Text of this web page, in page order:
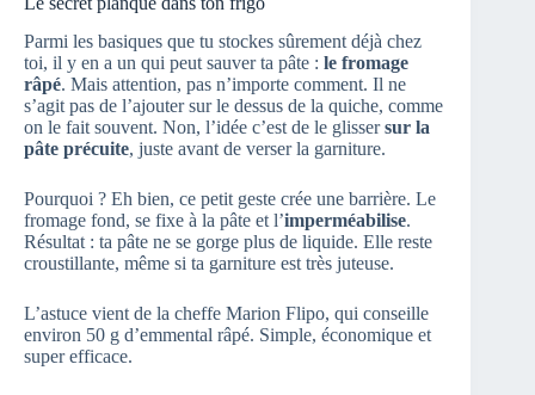
Parmi les basiques que tu stockes sûrement déjà chez
toi, il y en a un qui peut sauver ta pâte : le fromage
râpé. Mais attention, pas n’importe comment. Il ne
s’agit pas de l’ajouter sur le dessus de la quiche, comme
on le fait souvent. Non, l’idée c’est de le glissersur la
pâte précuite, juste avant de verser la garniture.
Pourquoi ? Eh bien, ce petit geste crée une barrière. Le
fromage fond, se fixe à la pâte et l’imperméabilise.
Résultat : ta pâte ne se gorge plus de liquide. Elle reste
croustillante, même si ta garniture est très juteuse.
L’astuce vient de la cheffe Marion Flipo, qui conseille
environ 50 g d’emmental râpé. Simple, économique et
super efficace.